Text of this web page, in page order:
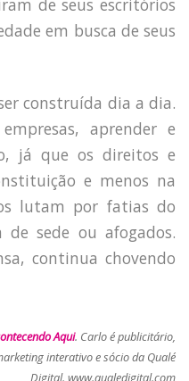
em busca de seus
construída dia a dia.
aprender e
já que os direitos e
e menos na
lutam por fatias do
sede ou afogados.
continua chovendo
Aqui. Carlo é publicitário,
interativo e sócio da Qualé
Digital. www.qualedigital.com